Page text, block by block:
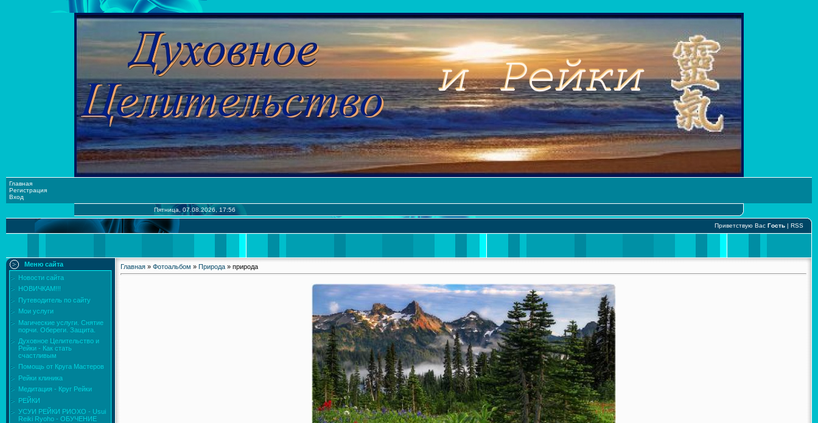
Главная
Регистрация
Вход
Пятница, 07.08.2026, 17:56
Приветствую Вас Гость | RSS
Меню сайта
Новости сайта
НОВИЧКАМ!!!
Путеводитель по сайту
Мои услуги
Магические услуги. Снятие
порчи. Обереги. Защита.
Духовное Целительство и
Рейки - Как стать
счастливым
Помощь от Круга Мастеров
Рейки клиника
Медитация - Круг Рейки
РЕЙКИ
УСУИ РЕЙКИ РИОХО - Usui
Reiki Ryoho - ОБУЧЕНИЕ
Главная » Фотоальбом » Природа » природа